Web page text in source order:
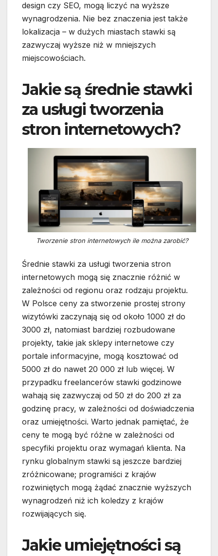
design czy SEO, mogą liczyć na wyższe
wynagrodzenia. Nie bez znaczenia jest także
lokalizacja – w dużych miastach stawki są
zazwyczaj wyższe niż w mniejszych
miejscowościach.
Jakie są średnie stawki
za usługi tworzenia
stron internetowych?
Tworzenie stron internetowych ile można zarobić?
Średnie stawki za usługi tworzenia stron
internetowych mogą się znacznie różnić w
zależności od regionu oraz rodzaju projektu.
W Polsce ceny za stworzenie prostej strony
wizytówki zaczynają się od około 1000 zł do
3000 zł, natomiast bardziej rozbudowane
projekty, takie jak sklepy internetowe czy
portale informacyjne, mogą kosztować od
5000 zł do nawet 20 000 zł lub więcej. W
przypadku freelancerów stawki godzinowe
wahają się zazwyczaj od 50 zł do 200 zł za
godzinę pracy, w zależności od doświadczenia
oraz umiejętności. Warto jednak pamiętać, że
ceny te mogą być różne w zależności od
specyfiki projektu oraz wymagań klienta. Na
rynku globalnym stawki są jeszcze bardziej
zróżnicowane; programiści z krajów
rozwiniętych mogą żądać znacznie wyższych
wynagrodzeń niż ich koledzy z krajów
rozwijających się.
Jakie umiejętności są